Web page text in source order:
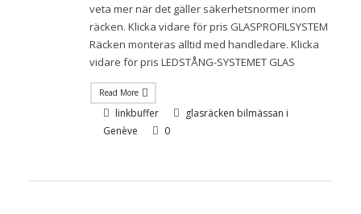
veta mer när det gäller säkerhetsnormer inom
räcken. Klicka vidare för pris GLASPROFILSYSTEM
Räcken monteras alltid med handledare. Klicka
vidare för pris LEDSTÅNG-SYSTEMET GLAS
Read More
linkbuffer
glasräcken bilmässan i
Genève
0